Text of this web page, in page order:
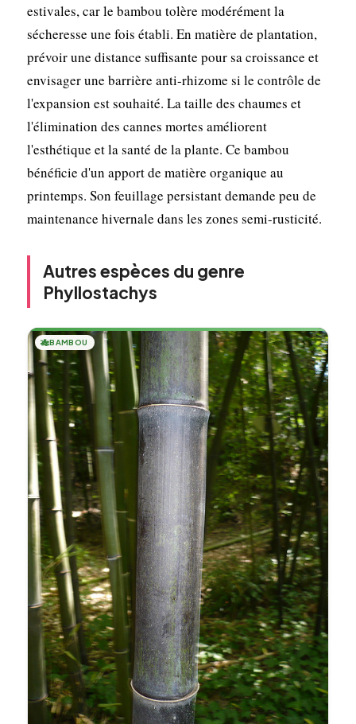
estivales, car le bambou tolère modérément la
sécheresse une fois établi. En matière de plantation,
prévoir une distance suffisante pour sa croissance et
envisager une barrière anti-rhizome si le contrôle de
l'expansion est souhaité. La taille des chaumes et
l'élimination des cannes mortes améliorent
l'esthétique et la santé de la plante. Ce bambou
bénéficie d'un apport de matière organique au
printemps. Son feuillage persistant demande peu de
maintenance hivernale dans les zones semi-rusticité.
Autres espèces du genre
Phyllostachys
🎋BAMBOU